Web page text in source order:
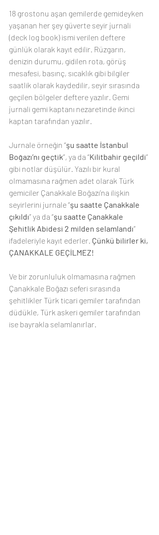
18 grostonu aşan gemilerde gemideyken
yaşanan her şey güverte seyir jurnali
(deck log book) ismi verilen deftere
günlük olarak kayıt edilir. Rüzgarın,
denizin durumu, gidilen rota, görüş
mesafesi, basınç, sıcaklık gibi bilgiler
saatlik olarak kaydedilir, seyir sırasında
geçilen bölgeler deftere yazılır. Gemi
jurnali gemi kaptanı nezaretinde ikinci
kaptan tarafından yazılır.
Jurnale örneğin “şu saatte İstanbul
Boğazı’nı geçtik”, ya da “Kilitbahir geçildi”
gibi notlar düşülür. Yazılı bir kural
olmamasına rağmen adet olarak Türk
gemiciler Çanakkale Boğazı’na ilişkin
seyirlerini jurnale “şu saatte Çanakkale
çıkıldı” ya da “şu saatte Çanakkale
Şehitlik Abidesi 2 milden selamlandı”
ifadeleriyle kayıt ederler. Çünkü bilirler ki,
ÇANAKKALE GEÇİLMEZ!
Ve bir zorunluluk olmamasına rağmen
Çanakkale Boğazı seferi sırasında
şehitlikler Türk ticari gemiler tarafından
düdükle, Türk askeri gemiler tarafından
ise bayrakla selamlanırlar.